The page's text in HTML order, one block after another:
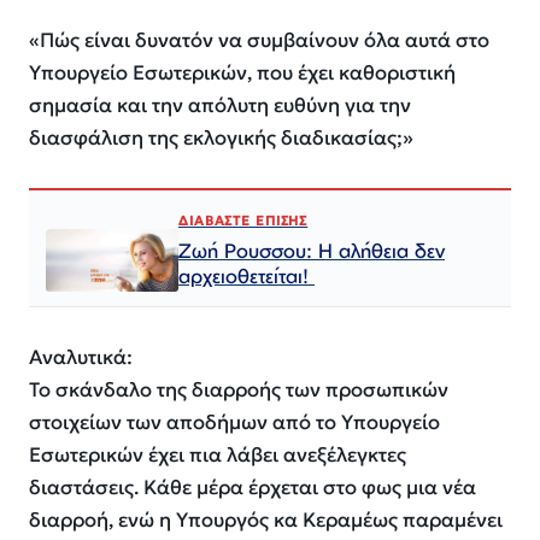
«Πώς είναι δυνατόν να συμβαίνουν όλα αυτά στο
Υπουργείο Εσωτερικών, που έχει καθοριστική
σημασία και την απόλυτη ευθύνη για την
διασφάλιση της εκλογικής διαδικασίας;»
ΔΙΑΒΑΣΤΕ ΕΠΙΣΗΣ
Ζωή Ρουσσου: Η αλήθεια δεν
αρχειοθετείται!
Αναλυτικά:
Το σκάνδαλο της διαρροής των προσωπικών
στοιχείων των αποδήμων από το Υπουργείο
Εσωτερικών έχει πια λάβει ανεξέλεγκτες
διαστάσεις. Κάθε μέρα έρχεται στο φως μια νέα
διαρροή, ενώ η Υπουργός κα Κεραμέως παραμένει